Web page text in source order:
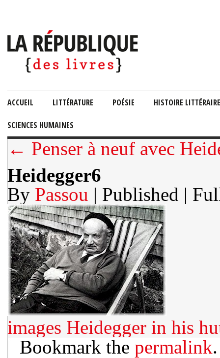
ACCUEIL LITTÉRATURE POÉSIE HISTOIRE LITTÉRAIRE
SCIENCES HUMAINES
← Penser à neuf avec
Heidegger6
By Passou | Published |
images Heidegger in his
Bookmark the permalink.